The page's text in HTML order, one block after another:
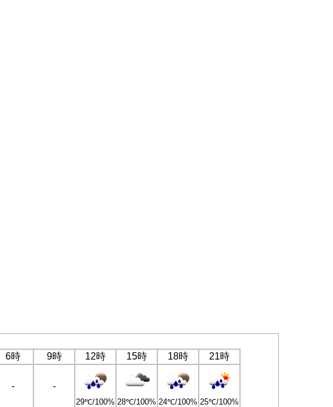
6時 9時 12時 15時 18時 21時
- -
29℃/100% 28℃/100% 24℃/100% 25℃/100%